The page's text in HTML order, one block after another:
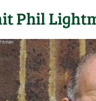
Phil